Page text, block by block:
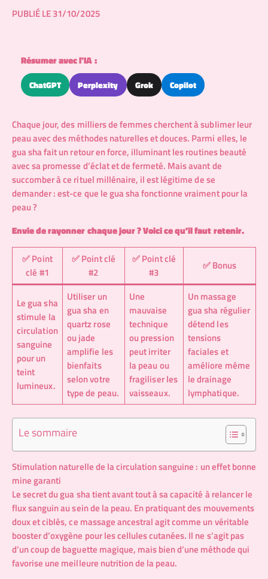
PUBLIÉ LE 31/10/2025
Résumer avec l'IA :
ChatGPT Perplexity Grok Copilot
Chaque jour, des milliers de femmes cherchent à sublimer leur
peau avec des méthodes naturelles et douces. Parmi elles, le
gua sha fait un retour en force, illuminant les routines beauté
avec sa promesse d’éclat et de fermeté. Mais avant de
succomber à ce rituel millénaire, il est légitime de se
demander : est-ce que le gua sha fonctionne vraiment pour la
peau ?
Envie de rayonner chaque jour ? Voici ce qu’il faut retenir.
✅ Point
clé #1
✅ Point clé
#2
✅ Point clé
#3
✅ Bonus
Le gua sha
stimule la
circulation
sanguine
pour un
teint
lumineux.
Utiliser un
gua sha en
quartz rose
ou jade
amplifie les
bienfaits
selon votre
type de peau.
Une
mauvaise
technique
ou pression
peut irriter
la peau ou
fragiliser les
vaisseaux.
Un massage
gua sha régulier
détend les
tensions
faciales et
améliore même
le drainage
lymphatique.
Le sommaire
Stimulation naturelle de la circulation sanguine : un effet bonne
mine garanti
Le secret du gua sha tient avant tout à sa capacité à relancer le
flux sanguin au sein de la peau. En pratiquant des mouvements
doux et ciblés, ce massage ancestral agit comme un véritable
booster d’oxygène pour les cellules cutanées. Il ne s’agit pas
d’un coup de baguette magique, mais bien d’une méthode qui
favorise une meilleure nutrition de la peau.